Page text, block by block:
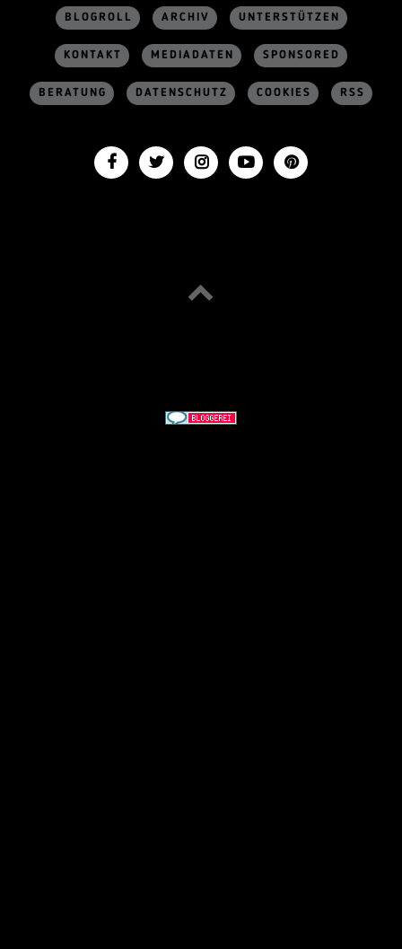
BLOGROLL ARCHIV UNTERSTÜTZEN
KONTAKT MEDIADATEN SPONSORED
BERATUNG DATENSCHUTZ COOKIES RSS